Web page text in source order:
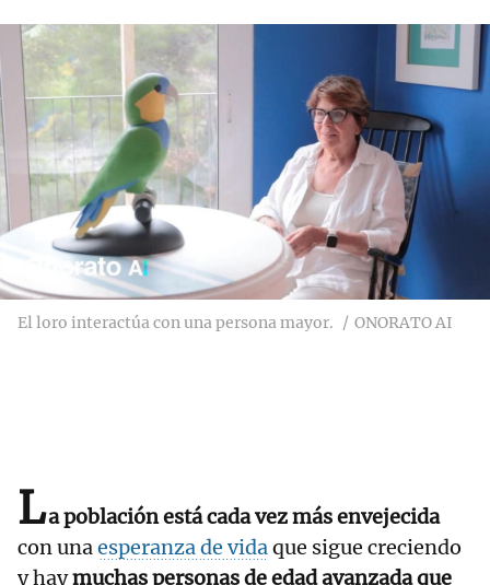
El loro interactúa con una persona mayor. ONORATO AI
La población está cada vez más envejecida
con unaesperanza de vidaque sigue creciendo
y haymuchas personas de edad avanzada que